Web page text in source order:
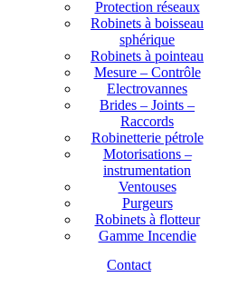
Protection réseaux
Robinets à boisseau
sphérique
Robinets à pointeau
Mesure – Contrôle
Electrovannes
Brides – Joints –
Raccords
Robinetterie pétrole
Motorisations –
instrumentation
Ventouses
Purgeurs
Robinets à flotteur
Gamme Incendie
Contact